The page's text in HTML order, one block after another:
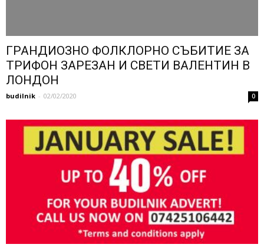
ГРАНДИОЗНО ФОЛКЛОРНО СЪБИТИЕ ЗА
ТРИФОН ЗАРЕЗАН И СВЕТИ ВАЛЕНТИН В
ЛОНДОН
budilnik - 02/02/2020 0